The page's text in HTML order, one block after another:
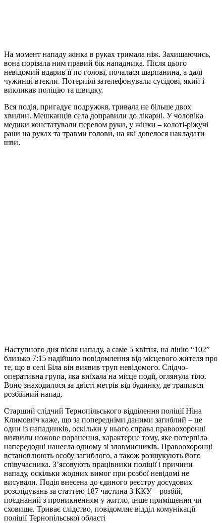
На момент нападу жінка в руках тримала ніж. Захищаючись,
вона порізала ним правий бік нападника. Після цього
невідомий вдарив її по голові, почалася шарпанина, а далі
чужинці втекли. Потерпілі зателефонували сусідові, який і
викликав поліцію та швидку.
Вся подія, пригадує подружжя, тривала не більше двох
хвилин. Мешканців села доправили до лікарні. У чоловіка
медики констатували перелом руки, у жінки – колоті-ріжучі
рани на руках та травми голови, на які довелося накладати
шви.
Наступного дня після нападу, а саме 5 квітня, на лінію “102”
близько 7:15 надійшло повідомлення від місцевого жителя про
те, що в селі Біла він виявив труп невідомого. Слідчо-
оперативна група, яка виїхала на місце події, оглянула тіло.
Воно знаходилося за двісті метрів від будинку, де трапився
розбійний напад.
Старший слідчий Тернопільського відділення поліції Ніна
Климович каже, що за попередніми даними загиблий – це
один із нападників, оскільки у нього справа правоохоронці
виявили ножове поранення, характерне тому, яке потерпіла
напередодні нанесла одному зі зловмисників. Правоохоронці
встановлюють особу загиблого, а також розшукують його
співучасника. З’ясовують працівники поліції і причини
нападу, оскільки жодних вимог при розбої невідомі не
висували. Подія внесена до єдиного реєстру досудових
розслідувань за статтею 187 частина 3 ККУ – розбій,
поєднаний з проникненням у житло, інше приміщення чи
сховище. Триває слідство, повідомляє відділ комунікації
поліції Тернопільської області